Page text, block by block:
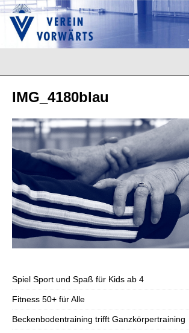
IMG_4180blau
Spiel Sport und Spaß für Kids ab 4
Fitness 50+ für Alle
Beckenbodentraining trifft Ganzkörpertraining